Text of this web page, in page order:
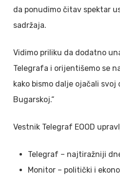
da ponudimo čitav spektar
sadržaja.
Vidimo priliku da dodatno
Telegrafa i orijentišemo se
kako bismo dalje ojačali
Bugarskoj.“
Vestnik Telegraf EOOD
Telegraf – najtiražniji
Monitor – politički i